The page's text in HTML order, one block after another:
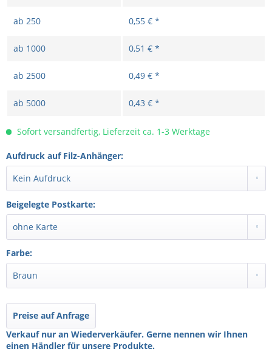
ab 250 0,55 € *
ab 1000 0,51 € *
ab 2500 0,49 € *
ab 5000 0,43 € *
Sofort versandfertig, Lieferzeit ca. 1-3 Werktage
Aufdruck auf Filz-Anhänger:
Beigelegte Postkarte:
Farbe:
Preise auf Anfrage
Verkauf nur an Wiederverkäufer. Gerne nennen wir Ihnen
einen Händler für unsere Produkte.